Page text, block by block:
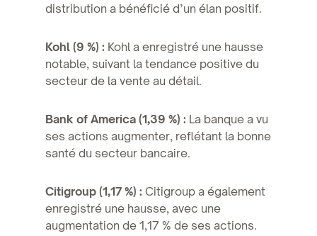
distribution a bénéficié d’un élan positif.
Kohl (9 %) : Kohl a enregistré une hausse
notable, suivant la tendance positive du
secteur de la vente au détail.
Bank of America (1,39 %) : La banque a vu
ses actions augmenter, reflétant la bonne
santé du secteur bancaire.
Citigroup (1,17 %) : Citigroup a également
enregistré une hausse, avec une
augmentation de 1,17 % de ses actions.